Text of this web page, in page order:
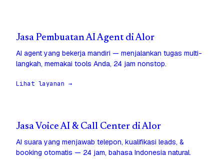
Jasa Pembuatan AI Agent di Alor
AI agent yang bekerja mandiri — menjalankan tugas multi-
langkah, memakai tools Anda, 24 jam nonstop.
Lihat layanan →
Jasa Voice AI & Call Center di Alor
AI suara yang menjawab telepon, kualifikasi leads, &
booking otomatis — 24 jam, bahasa Indonesia natural.